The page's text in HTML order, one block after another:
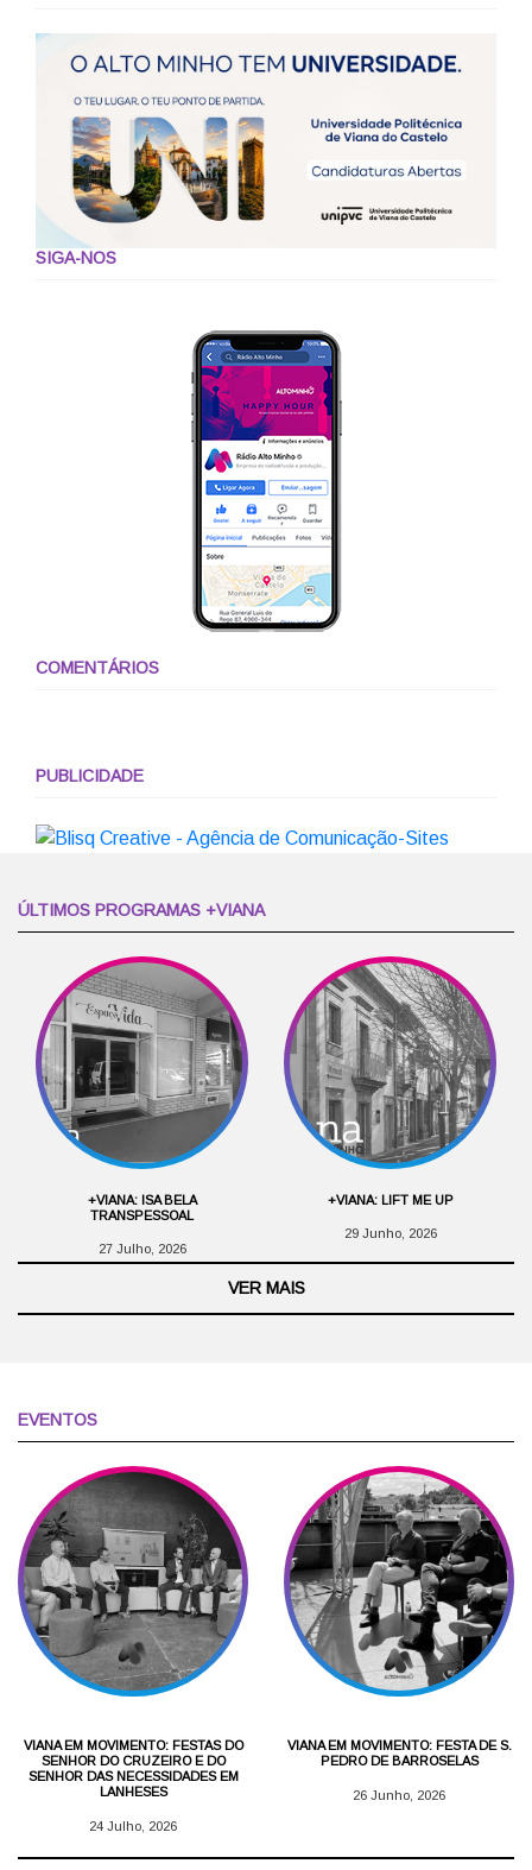
SIGA-NOS
COMENTÁRIOS
PUBLICIDADE
ÚLTIMOS PROGRAMAS +VIANA
+VIANA: ISA BELA
TRANSPESSOAL
27 Julho, 2026
+VIANA: LIFT ME UP
29 Junho, 2026
VER MAIS
EVENTOS
VIANA EM MOVIMENTO: FESTAS DO
SENHOR DO CRUZEIRO E DO
SENHOR DAS NECESSIDADES EM
LANHESES
24 Julho, 2026
VIANA EM MOVIMENTO: FESTA DE S.
PEDRO DE BARROSELAS
26 Junho, 2026